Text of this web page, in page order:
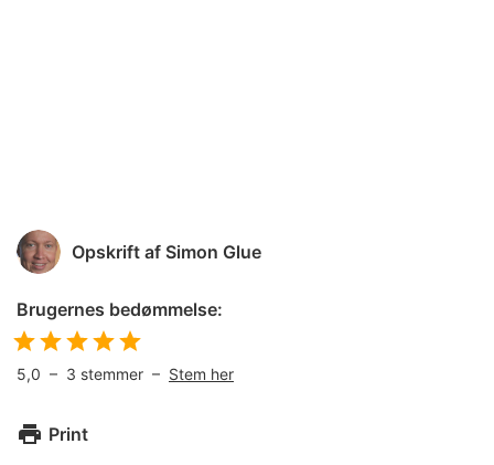
Opskrift af Simon Glue
Brugernes bedømmelse:
5,0 – 3 stemmer – Stem her
Print